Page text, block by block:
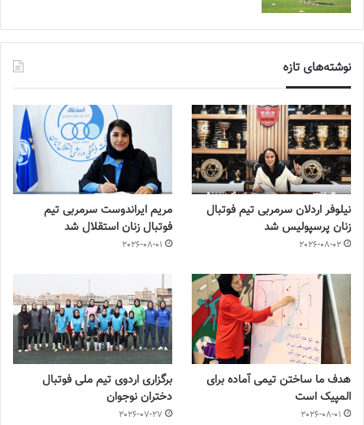
نوشته‌های تازه
نیلوفر اردلان سرمربی تیم فوتبال
زنان پرسپولیس شد
2026-08-02
مریم ایراندوست سرمربی تیم
فوتبال زنان استقلال شد
2026-08-01
هدف ما ساختن تیمی آماده برای
المپیک است
2026-08-01
برگزاری اردوی تیم ملی فوتبال
دختران نوجوان
2026-07-27